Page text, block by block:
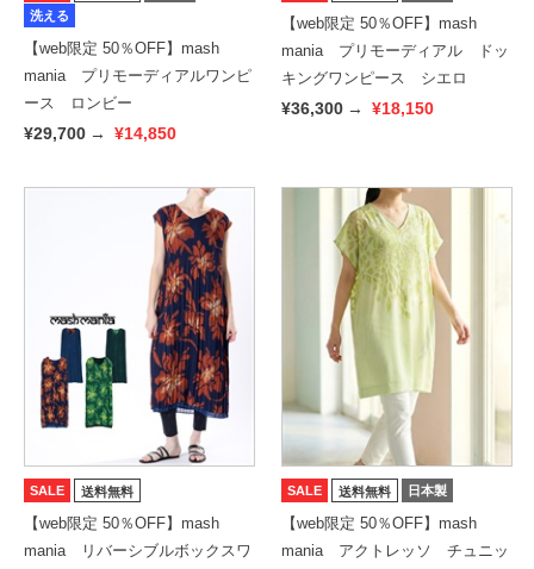
洗える
【web限定 50％OFF】mash
mania プリモーディアルワンピ
ース ロンビー
¥29,700 → ¥14,850
【web限定 50％OFF】mash
mania プリモーディアル ドッ
キングワンピース シエロ
¥36,300 → ¥18,150
SALE 送料無料
【web限定 50％OFF】mash
mania リバーシブルボックスワ
SALE 送料無料 日本製
【web限定 50％OFF】mash
mania アクトレッソ チュニッ